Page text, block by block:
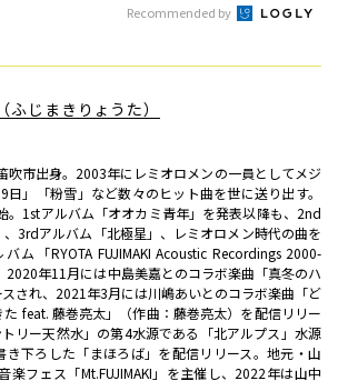
Recommended by
ふじまきりょうた）
吹市出身。2003年にレミオロメンの一員としてメジ
日」「粉雪」など数々のヒット曲を世に送り出す。
。1stアルバム「オオカミ青年」を発表以降も、2nd
3rdアルバム「北極星」、レミオロメン時代の曲を
ム「RYOTA FUJIMAKI Acoustic Recordings 2000-
2020年11月には中島美嘉とのコラボ楽曲「真冬のハ
され、2021年3月には川嶋あいとのコラボ楽曲「ど
feat. 藤巻亮太」（作曲：藤巻亮太）を配信リリー
リー天然水」の第4水源である「北アルプス」水源
き下ろした「まほろば」を配信リリース。地元・山
楽フェス「Mt.FUJIMAKI」を主催し、2022年は山中